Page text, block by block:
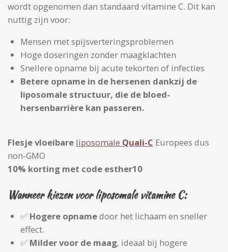
wordt opgenomen dan standaard vitamine C. Dit kan
nuttig zijn voor:
Mensen met spijsverteringsproblemen
Hoge doseringen zonder maagklachten
Snellere opname bij acute tekorten of infecties
Betere opname in de hersenen dankzij de
liposomale structuur, die de bloed-
hersenbarrière kan passeren.
Flesje vloeibare liposomale Quali-C Europees dus
non-GMO
10% korting met code esther10
Wanneer kiezen voor liposomale vitamine C:
✅ Hogere opnamedoor het lichaam en sneller
effect.
✅ Milder voor de maag, ideaal bij hogere